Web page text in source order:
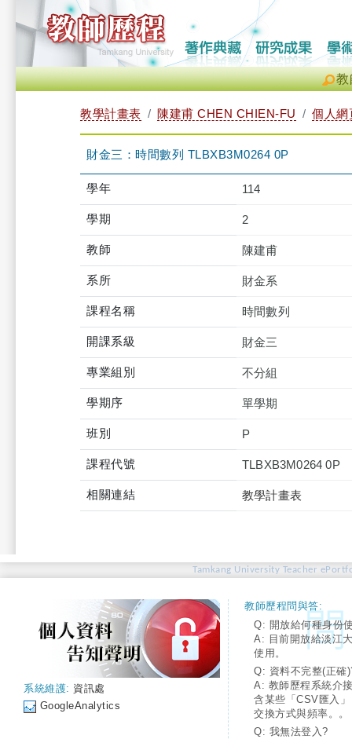
教
教學計畫表 陳建甫 CHEN CHIEN-FU 個人網
財金三：時間數列 TLBXB3M0264 0P
學年 114
學期 2
教師 陳建甫
系所 財金系
課程名稱 時間數列
開課系級 財金三
專業組別 不分組
學期序 單學期
班別 P
課程代號 TLBXB3M0264 0P
相關連結 教學計畫表
Tamkang University Teacher
系統維護: 資訊處
GoogleAnalytics
教師歷程問與答:
Q: 開放給何種身份
A: 目前開放給淡江
使用。
Q: 資料不完整(正確
A: 教師歷程系統介
含某些「CSV匯入
交換方式與頻率。。
Q: 我無法登入?